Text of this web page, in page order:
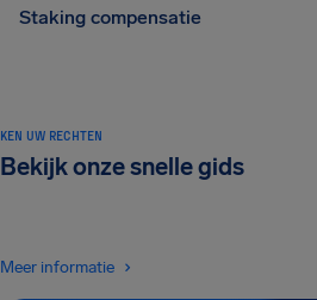
Staking compensatie
KEN UW RECHTEN
Bekijk onze snelle gids
Meer informatie